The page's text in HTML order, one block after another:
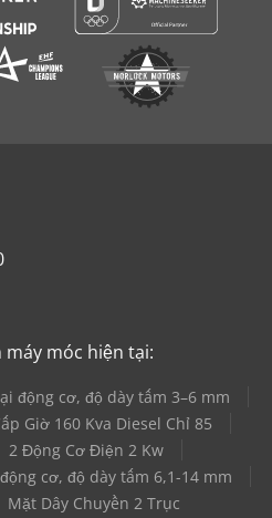
máy móc hiện tại:
động cơ, độ dày tấm 3–6 mm
Giờ 160 Kva Diesel Chỉ 85
2 Động Cơ Điện 2 Kw
cơ, độ dày tấm 6,1-14 mm
Mặt Dây Chuyền 2 Trục